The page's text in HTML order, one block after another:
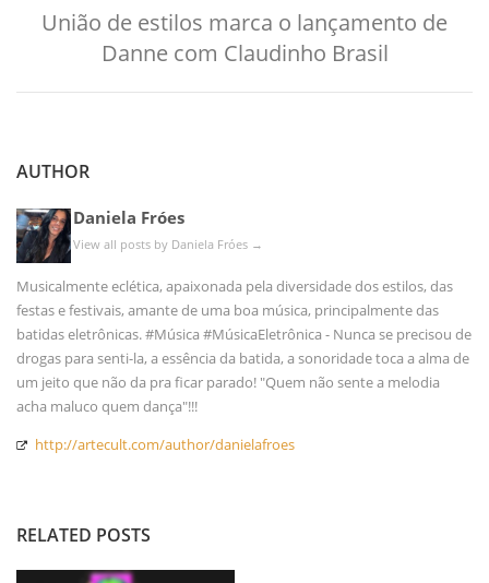
União de estilos marca o lançamento de
Danne com Claudinho Brasil
AUTHOR
Daniela Fróes
View all posts by Daniela Fróes →
Musicalmente eclética, apaixonada pela diversidade dos estilos, das
festas e festivais, amante de uma boa música, principalmente das
batidas eletrônicas. #Música #MúsicaEletrônica - Nunca se precisou de
drogas para senti-la, a essência da batida, a sonoridade toca a alma de
um jeito que não da pra ficar parado! "Quem não sente a melodia
acha maluco quem dança"!!!
http://artecult.com/author/danielafroes
RELATED POSTS